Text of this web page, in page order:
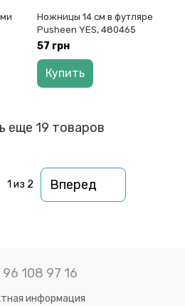
Ножницы 14 см в футляре
Pusheen YES, 480465
57 грн
Купить
еще 19 товаров
1 из 2 Вперед
108 97 16
информация